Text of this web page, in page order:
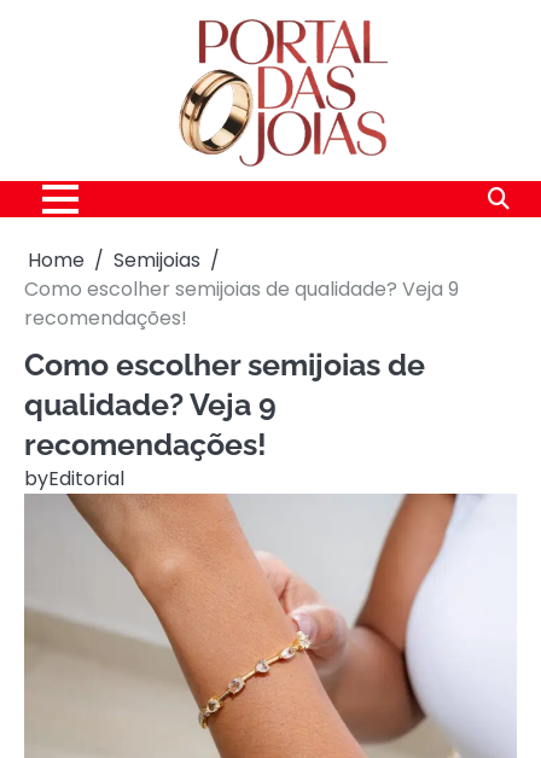
Home
Semijoias
Como escolher semijoias de qualidade? Veja 9
recomendações!
Como escolher semijoias de
qualidade? Veja 9
recomendações!
byEditorial